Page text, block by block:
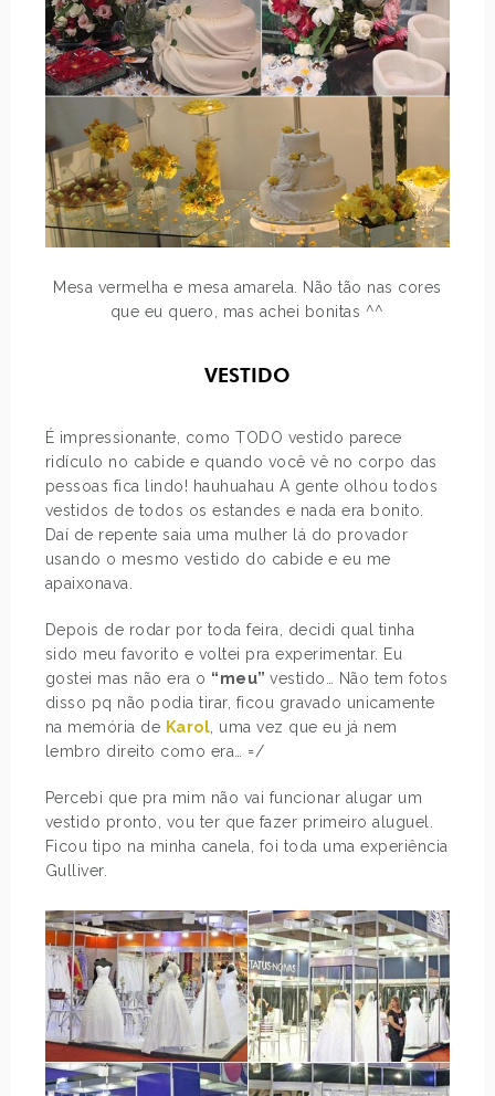
Mesa vermelha e mesa amarela. Não tão nas cores
que eu quero, mas achei bonitas ^^
VESTIDO
É impressionante, como TODO vestido parece
ridículo no cabide e quando você vê no corpo das
pessoas fica lindo! hauhuahau A gente olhou todos
vestidos de todos os estandes e nada era bonito.
Daí de repente saia uma mulher lá do provador
usando o mesmo vestido do cabide e eu me
apaixonava.
Depois de rodar por toda feira, decidi qual tinha
sido meu favorito e voltei pra experimentar. Eu
gostei mas não era o “meu”vestido… Não tem fotos
disso pq não podia tirar, ficou gravado unicamente
na memória de Karol, uma vez que eu já nem
lembro direito como era… =/
Percebi que pra mim não vai funcionar alugar um
vestido pronto, vou ter que fazer primeiro aluguel.
Ficou tipo na minha canela, foi toda uma experiência
Gulliver.